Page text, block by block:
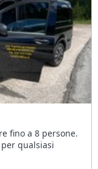
fino a 8 persone.
qualsiasi